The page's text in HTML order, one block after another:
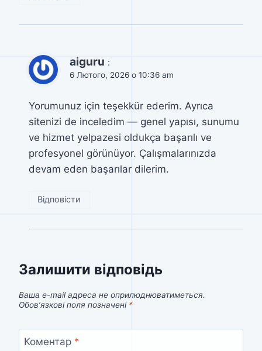
aiguru :
6 Лютого, 2026 о 10:36 am
Yorumunuz için teşekkür ederim. Ayrıca
sitenizi de inceledim — genel yapısı, sunumu
ve hizmet yelpazesi oldukça başarılı ve
profesyonel görünüyor. Çalışmalarınızda
devam eden başarılar dilerim.
Відповісти
Залишити відповідь
Ваша e-mail адреса не оприлюднюватиметься.
Обов’язкові поля позначені *
Коментар *